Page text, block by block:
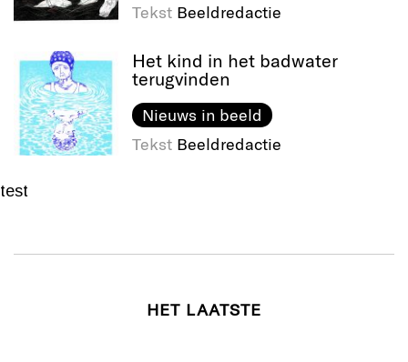
Tekst Beeldredactie
Het kind in het badwater
terugvinden
Nieuws in beeld
Tekst Beeldredactie
test
HET LAATSTE